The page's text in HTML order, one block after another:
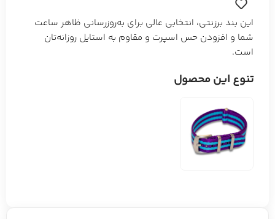
این بند برزنتی، انتخابی عالی برای به‌روزرسانی ظاهر ساعت
شما و افزودن حس اسپرت و مقاوم به استایل روزانه‌تان
است.
تنوع این محصول